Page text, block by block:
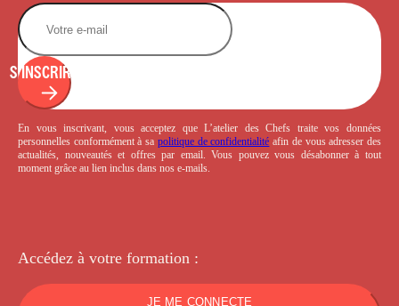
S'INSCRIRE
En vous inscrivant, vous acceptez que L’atelier des Chefs traite vos données
personnelles conformément à sa politique de confidentialité afin de vous adresser des
actualités, nouveautés et offres par email. Vous pouvez vous désabonner à tout
moment grâce au lien inclus dans nos e-mails.
Accédez à votre formation :
JE ME CONNECTE